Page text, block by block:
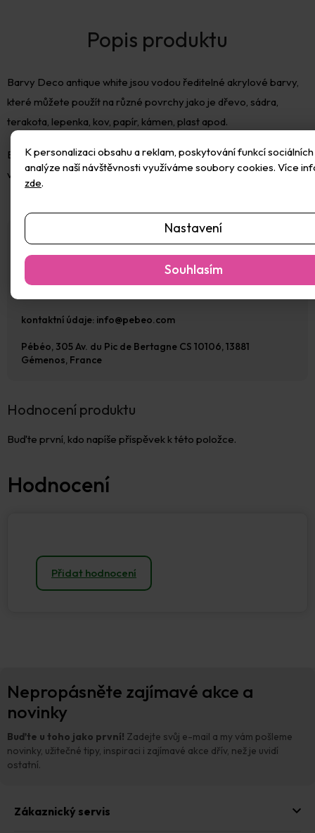
K personalizaci obsahu a reklam, poskytování funkcí
analýze naší návštěvnosti využíváme soubory cookies. Více
zde.
Nastavení
Souhlasím
Barvy Deco antique white jsou vodou ředitelné akrylové barvy,
které můžete použít na různé povrchy jako je dřevo, sádra,
terakota, lepenka, kov, papír, kámen, plast apod.
Barvy jsou velmi jasné a intenzivní s vysokou krycí silou, stačí
většino
Hodnocení produktu
Buďte první, kdo napíše příspěvek k této položce.
Přidat hodnocení
Po tři generace spojuje Pébéo své technické znalosti s
láskou k umění ve snaze vytvořit to nejlepší. Pébéo je
primárně výrobce, který zvládl „umění“ výroby svého
produktu! Je to svět poháněný inovacemi, v němž dominuje
kontaktní údaje: info@pebeo.com
Pébéo, 305 Av. du Pic de Bertagne CS 10106, 13881
Gémenos, France
Nepropásněte zajímavé akce a
novinky
Buďte u toho jako první! Zadejte svůj e-mail a my vám pošleme
novinky, užitečné tipy, inspiraci i zajímavé akce dřív, než je uvidí
ostatní.
Zákaznický servis